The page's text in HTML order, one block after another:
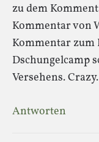
zu dem
Kommentar von
Kommentar zum
Dschungelcamp
Versehens. Crazy.
Antworten